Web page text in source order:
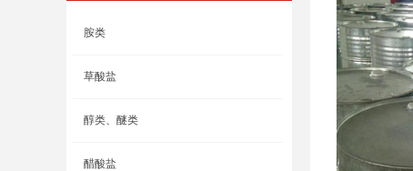
胺类
草酸盐
醇类、醚类
醋酸盐